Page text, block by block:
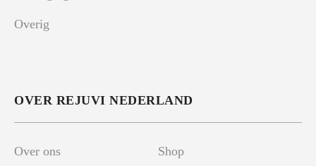
Overig
OVER REJUVI NEDERLAND
Over ons Shop